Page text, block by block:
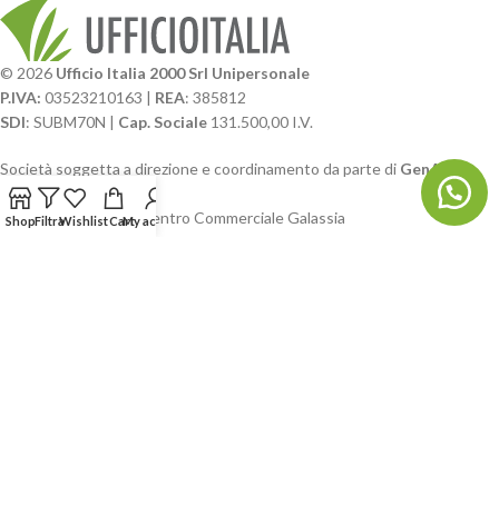
© 2026 Ufficio Italia 2000 Srl Unipersonale
P.IVA: 03523210163 | REA: 385812
SDI: SUBM70N | Cap. Sociale 131.500,00 I.V.
Società soggetta a direzione e coordinamento da parte di GenALFA
Holding srl
Via A. Ponti n. 4 – Centro Commerciale Galassia
ShopFiltraWishlistCartMy account